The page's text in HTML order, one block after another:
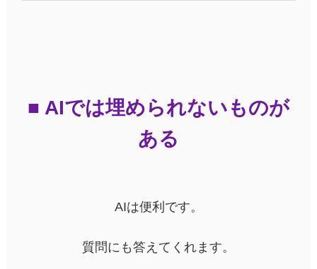
■ AIでは埋められないものが
ある
AIは便利です。
質問にも答えてくれます。